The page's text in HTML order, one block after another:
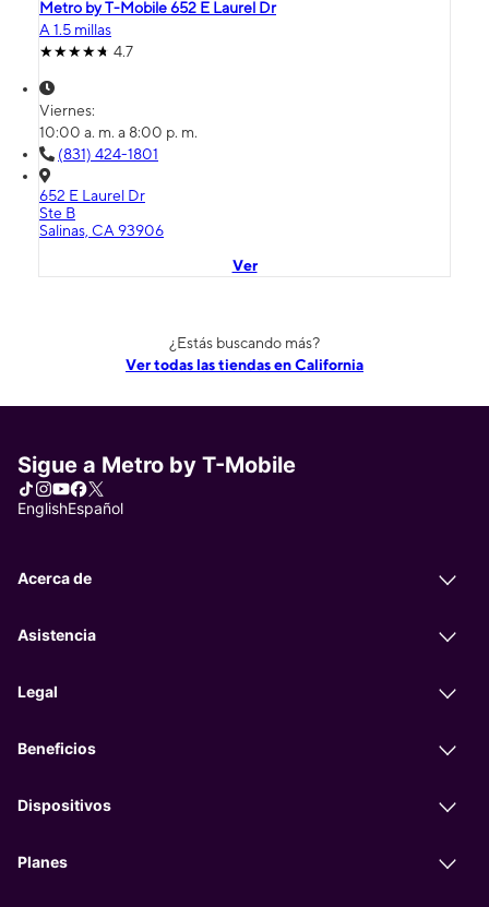
Metro by T-Mobile 652 E Laurel Dr
A 1.5 millas
4.7
Viernes:
10:00 a. m. a 8:00 p. m.
(831) 424-1801
652 E Laurel Dr
Ste B
Salinas, CA 93906
Ver
¿Estás buscando más?
Ver todas las tiendas en California